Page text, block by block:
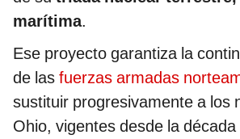
marítima.
Ese proyecto garantiza la
de las fuerzas armadas
sustituir progresivamente a los
Ohio, vigentes desde la